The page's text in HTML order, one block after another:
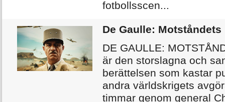
fotbollsscen...
De Gaulle:
DE GAULLE:
är den storslagna och
berättelsen som kastar
andra världskrigets
timmar genom general